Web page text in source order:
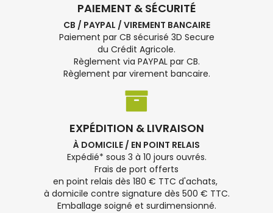
PAIEMENT & SÉCURITÉ
CB / PAYPAL / VIREMENT BANCAIRE
Paiement par CB sécurisé 3D Secure
du Crédit Agricole.
Règlement via PAYPAL par CB.
Règlement par virement bancaire.
EXPÉDITION & LIVRAISON
À DOMICILE / EN POINT RELAIS
Expédié* sous 3 à 10 jours ouvrés.
Frais de port offerts
en point relais dès 180 € TTC d'achats,
à domicile contre signature dès 500 € TTC.
Emballage soigné et surdimensionné.